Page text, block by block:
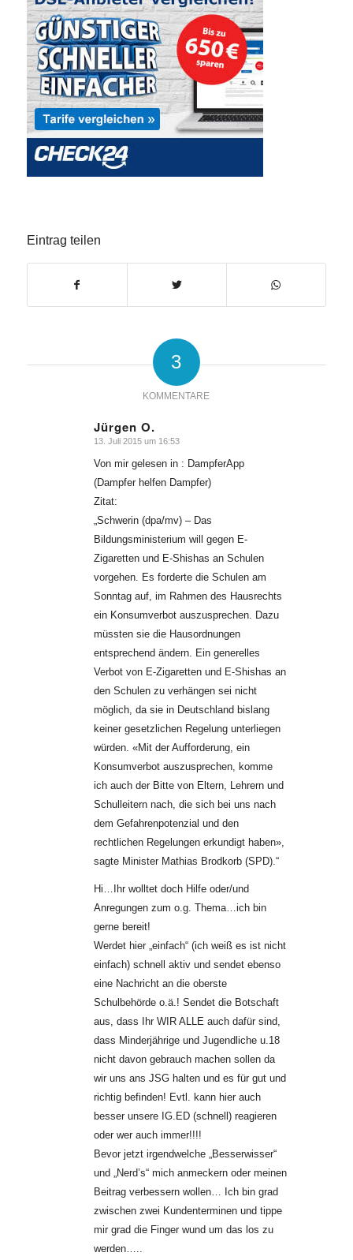
Eintrag teilen
3
KOMMENTARE
Jürgen O.
sagte:
13. Juli 2015 um 16:53
Von mir gelesen in : DampferApp
(Dampfer helfen Dampfer)
Zitat:
„Schwerin (dpa/mv) – Das
Bildungsministerium will gegen E-
Zigaretten und E-Shishas an Schulen
vorgehen. Es forderte die Schulen am
Sonntag auf, im Rahmen des Hausrechts
ein Konsumverbot auszusprechen. Dazu
müssten sie die Hausordnungen
entsprechend ändern. Ein generelles
Verbot von E-Zigaretten und E-Shishas an
den Schulen zu verhängen sei nicht
möglich, da sie in Deutschland bislang
keiner gesetzlichen Regelung unterliegen
würden. «Mit der Aufforderung, ein
Konsumverbot auszusprechen, komme
ich auch der Bitte von Eltern, Lehrern und
Schulleitern nach, die sich bei uns nach
dem Gefahrenpotenzial und den
rechtlichen Regelungen erkundigt haben»,
sagte Minister Mathias Brodkorb (SPD).“
Hi…Ihr wolltet doch Hilfe oder/und
Anregungen zum o.g. Thema…ich bin
gerne bereit!
Werdet hier „einfach“ (ich weiß es ist nicht
einfach) schnell aktiv und sendet ebenso
eine Nachricht an die oberste
Schulbehörde o.ä.! Sendet die Botschaft
aus, dass Ihr WIR ALLE auch dafür sind,
dass Minderjährige und Jugendliche u.18
nicht davon gebrauch machen sollen da
wir uns ans JSG halten und es für gut und
richtig befinden! Evtl. kann hier auch
besser unsere IG.ED (schnell) reagieren
oder wer auch immer!!!!
Bevor jetzt irgendwelche „Besserwisser“
und „Nerd’s“ mich anmeckern oder meinen
Beitrag verbessern wollen… Ich bin grad
zwischen zwei Kundenterminen und tippe
mir grad die Finger wund um das los zu
werden…..